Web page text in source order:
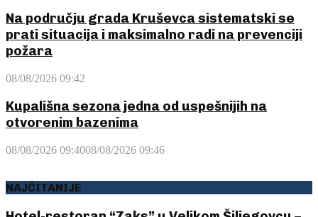
Na području grada Kruševca sistematski se
prati situacija i maksimalno radi na prevenciji
požara
08/08/2026 09:42
Kupališna sezona jedna od uspešnijih na
otvorenim bazenima
08/08/2026 09:4008/08/2026 09:46
NAJČITANIJE